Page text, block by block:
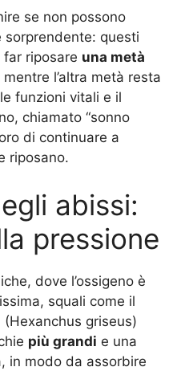
se non possono
sorprendente: questi
riposare una metà
mentre l’altra metà resta
funzioni vitali e il
chiamato “sonno
di continuare a
riposano.
abissi:
pressione
dove l’ossigeno è
squali come il
griseus)
più grandi e una
in modo da assorbire